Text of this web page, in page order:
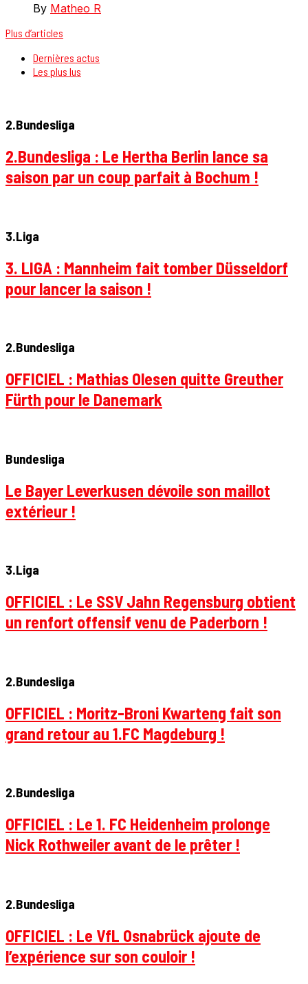
By Matheo R
Plus d’articles
Dernières actus
Les plus lus
2.Bundesliga
2.Bundesliga : Le Hertha Berlin lance sa
saison par un coup parfait à Bochum !
3.Liga
3. LIGA : Mannheim fait tomber Düsseldorf
pour lancer la saison !
2.Bundesliga
OFFICIEL : Mathias Olesen quitte Greuther
Fürth pour le Danemark
Bundesliga
Le Bayer Leverkusen dévoile son maillot
extérieur !
3.Liga
OFFICIEL : Le SSV Jahn Regensburg obtient
un renfort offensif venu de Paderborn !
2.Bundesliga
OFFICIEL : Moritz-Broni Kwarteng fait son
grand retour au 1.FC Magdeburg !
2.Bundesliga
OFFICIEL : Le 1. FC Heidenheim prolonge
Nick Rothweiler avant de le prêter !
2.Bundesliga
OFFICIEL : Le VfL Osnabrück ajoute de
l’expérience sur son couloir !